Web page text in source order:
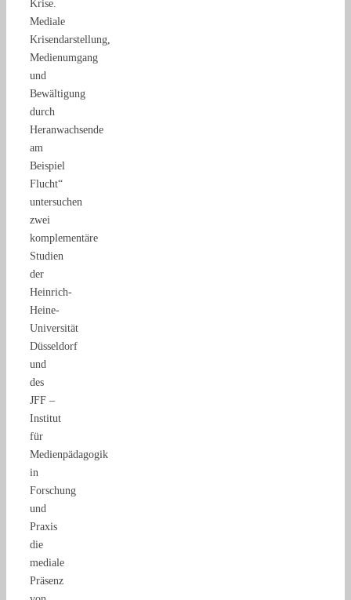
Krise.
Mediale
Krisendarstellung,
Medienumgang
und
Bewältigung
durch
Heranwachsende
am
Beispiel
Flucht“
untersuchen
zwei
komplementäre
Studien
der
Heinrich-
Heine-
Universität
Düsseldorf
und
des
JFF –
Institut
für
Medienpädagogik
in
Forschung
und
Praxis
die
mediale
Präsenz